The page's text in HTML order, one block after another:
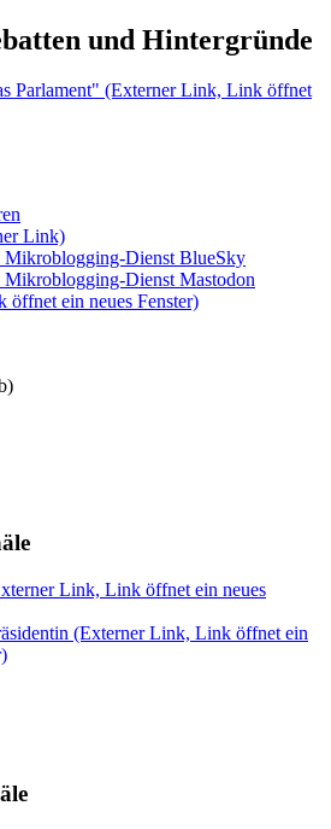
und Hintergründe
Parlament" (Externer Link, Link öffnet
Link)
Mikroblogging-Dienst BlueSky
Dienst Mastodon
ein neues Fenster)
Link, Link öffnet ein neues
(Externer Link, Link öffnet ein